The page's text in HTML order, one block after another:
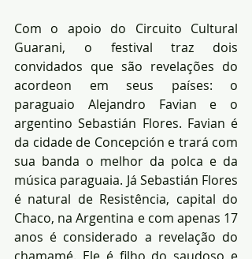
Com o apoio do Circuito Cultural
Guarani, o festival traz dois
convidados que são revelações do
acordeon em seus países: o
paraguaio Alejandro Favian e o
argentino Sebastián Flores. Favian é
da cidade de Concepción e trará com
sua banda o melhor da polca e da
música paraguaia. Já Sebastián Flores
é natural de Resistência, capital do
Chaco, na Argentina e com apenas 17
anos é considerado a revelação do